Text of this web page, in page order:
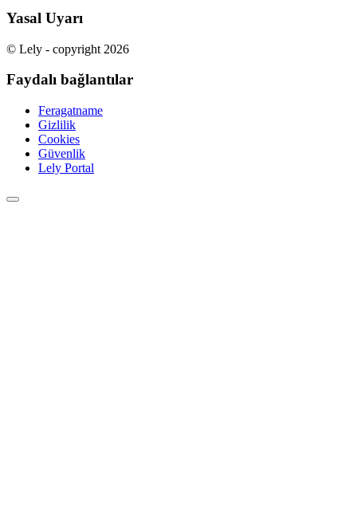
Yasal Uyarı
© Lely - copyright 2026
Faydalı bağlantılar
Feragatname
Gizlilik
Cookies
Güvenlik
Lely Portal